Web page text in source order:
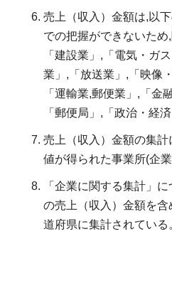
売上（収入）金額は,以
での把握ができないため,
「建設業」,「電気・ガ
業」,「放送業」,「映像
「運輸業,郵便業」,「金
「郵便局」,「政治・経
売上（収入）金額の集
値が得られた事業所(企
「企業に関する集計」
の売上（収入）金額を
道府県に集計されている